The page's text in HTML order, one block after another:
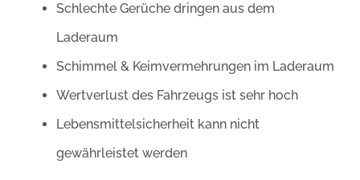
Schlechte Gerüche dringen aus dem
Laderaum
Schimmel & Keimvermehrungen im Laderaum
Wertverlust des Fahrzeugs ist sehr hoch
Lebensmittelsicherheit kann nicht
gewährleistet werden